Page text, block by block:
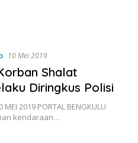
10 Mei 2019
Shalat
Diringkus Polisi
MEI 2019 PORTAL BENGKULU
kendaraan…